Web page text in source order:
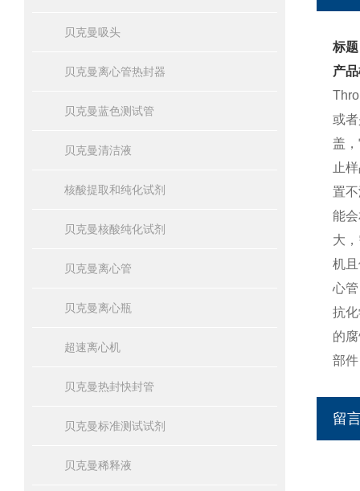
贝克曼吸头
贝克曼离心管热封器
贝克曼蓝色测试管
贝克曼清洁液
核酸提取和纯化试剂
贝克曼核酸纯化试剂
贝克曼离心管
贝克曼离心瓶
超速离心机
贝克曼热封快封管
贝克曼标准测试试剂
贝克曼稀释液
标
产
或
盖
止
置
能
大
机
心
抗
的
部
留